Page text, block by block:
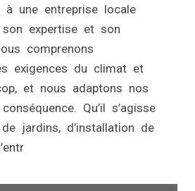
à une entreprise locale
son expertise et son
comprenons
exigences du climat et
et nous adaptons nos
Qu’il s’agisse
jardins, d’installation de